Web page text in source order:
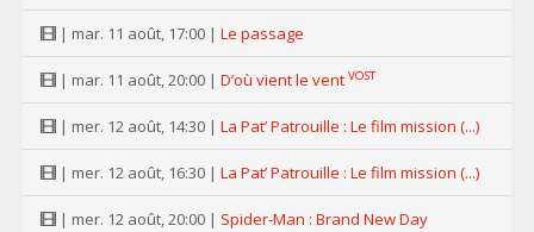
| mar. 11 août, 17:00 | Le passage
| mar. 11 août, 20:00 | D’où vient le vent VOST
| mer. 12 août, 14:30 | La Pat’ Patrouille : Le film mission (...)
| mer. 12 août, 16:30 | La Pat’ Patrouille : Le film mission (...)
| mer. 12 août, 20:00 | Spider-Man : Brand New Day